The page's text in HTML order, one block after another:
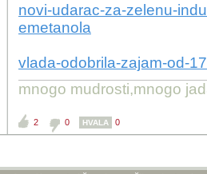
novi-udarac-za-zelenu-
emetanola
vlada-odobrila-zajam-od-
mnogo mudrosti,mnogo
2 0 HVALA 0